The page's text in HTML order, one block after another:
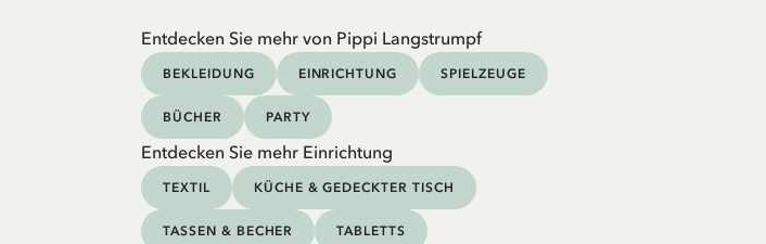
Entdecken Sie mehr von Pippi Langstrumpf
BEKLEIDUNG EINRICHTUNG SPIELZEUGE
BÜCHER PARTY
Entdecken Sie mehr Einrichtung
TEXTIL KÜCHE & GEDECKTER TISCH
TASSEN & BECHER TABLETTS